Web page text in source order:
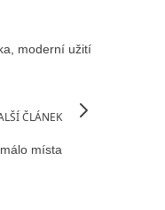
moderní užití
ČLÁNEK
místa